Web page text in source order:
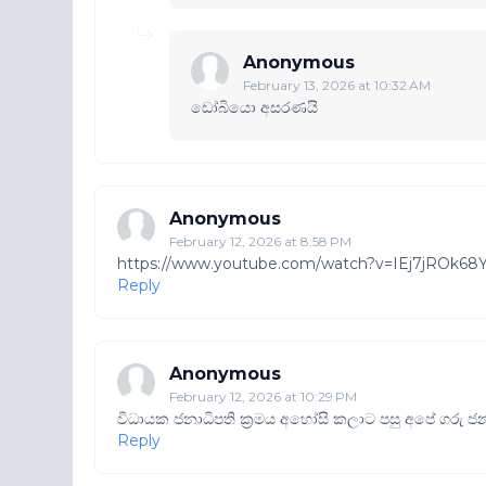
Anonymous
February 13, 2026 at 10:32 AM
ඩෝබියො අසරණයි
Anonymous
February 12, 2026 at 8:58 PM
https://www.youtube.com/
Reply
Anonymous
February 12, 2026 at 10:29 PM
විධායක ජනාධිපති ක්‍රමය අහෝසි කලාට පසු අපේ ගරු
Reply